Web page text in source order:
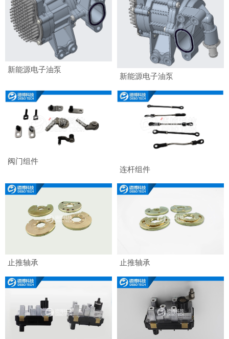
新能源电子油泵
新能源电子油泵
阀门组件
连杆组件
止推轴承 止推轴承